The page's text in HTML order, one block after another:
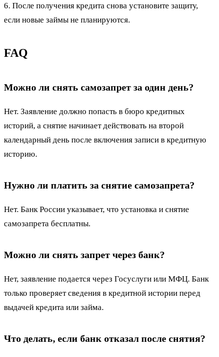
6. После получения кредита снова установите защиту,
если новые займы не планируются.
FAQ
Можно ли снять самозапрет за один день?
Нет. Заявление должно попасть в бюро кредитных
историй, а снятие начинает действовать на второй
календарный день после включения записи в кредитную
историю.
Нужно ли платить за снятие самозапрета?
Нет. Банк России указывает, что установка и снятие
самозапрета бесплатны.
Можно ли снять запрет через банк?
Нет, заявление подается через Госуслуги или МФЦ. Банк
только проверяет сведения в кредитной истории перед
выдачей кредита или займа.
Что делать, если банк отказал после снятия?